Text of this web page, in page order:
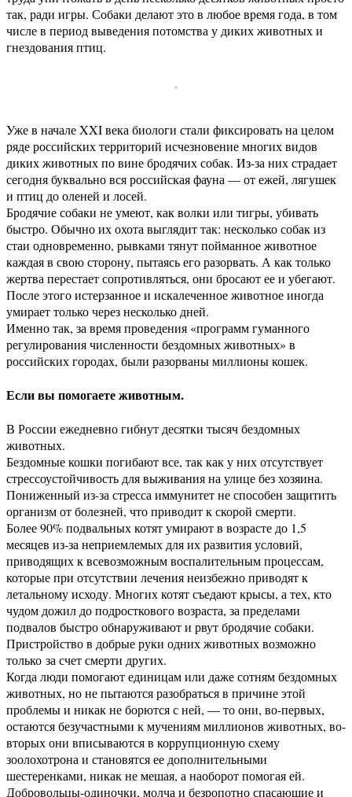
так, ради игры. Собаки делают это в любое время года, в том
числе в период выведения потомства у диких животных и
гнездования птиц.
Уже в начале XXI века биологи стали фиксировать на целом
ряде российских территорий исчезновение многих видов
диких животных по вине бродячих собак. Из-за них страдает
сегодня буквально вся российская фауна — от ежей, лягушек
и птиц до оленей и лосей.
Бродячие собаки не умеют, как волки или тигры, убивать
быстро. Обычно их охота выглядит так: несколько собак из
стаи одновременно, рывками тянут пойманное животное
каждая в свою сторону, пытаясь его разорвать. А как только
жертва перестает сопротивляться, они бросают ее и убегают.
После этого истерзанное и искалеченное животное иногда
умирает только через несколько дней.
Именно так, за время проведения «программ гуманного
регулирования численности бездомных животных» в
российских городах, были разорваны миллионы кошек.
Если вы помогаете животным.
В России ежедневно гибнут десятки тысяч бездомных
животных.
Бездомные кошки погибают все, так как у них отсутствует
стрессоустойчивость для выживания на улице без хозяина.
Пониженный из-за стресса иммунитет не способен защитить
организм от болезней, что приводит к скорой смерти.
Более 90% подвальных котят умирают в возрасте до 1,5
месяцев из-за неприемлемых для их развития условий,
приводящих к всевозможным воспалительным процессам,
которые при отсутствии лечения неизбежно приводят к
летальному исходу. Многих котят съедают крысы, а тех, кто
чудом дожил до подросткового возраста, за пределами
подвалов быстро обнаруживают и рвут бродячие собаки.
Пристройство в добрые руки одних животных возможно
только за счет смерти других.
Когда люди помогают единицам или даже сотням бездомных
животных, но не пытаются разобраться в причине этой
проблемы и никак не борются с ней, — то они, во-первых,
остаются безучастными к мучениям миллионов животных, во-
вторых они вписываются в коррупционную схему
зоолохотрона и становятся ее дополнительными
шестеренками, никак не мешая, а наоборот помогая ей.
Добровольцы-одиночки, молча и безропотно спасающие и